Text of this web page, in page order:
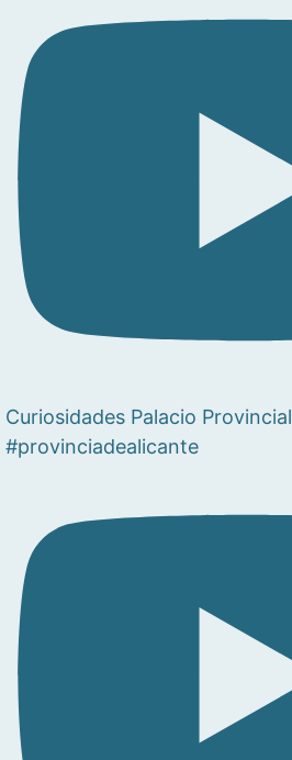
Curiosidades Palacio Provincial
#provinciadealicante